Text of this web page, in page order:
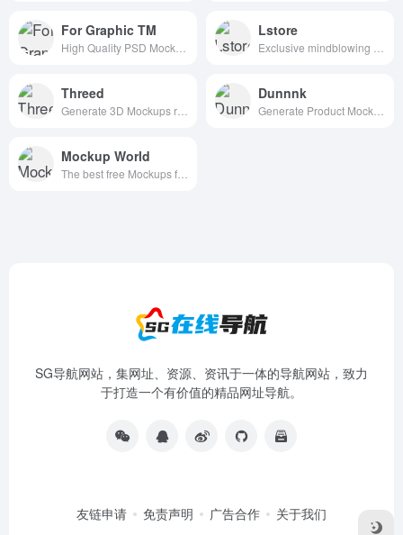
For Graphic TM Lstore
Threed Dunnnk
Mockup World
SG导航网站，集网址、资源、资讯于一体的导航网站，致力
于打造一个有价值的精品网址导航。
友链申请 免责声明 广告合作 关于我们